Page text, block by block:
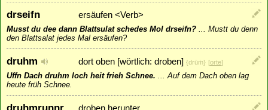
drseifn ersäufen <Verb>
Musst du dee dann Blattsulat schedes Mol drseifn? ... Mustt du denn
den Blattsalat jedes Mal ersäufen?
druhm dort oben [wörtlich: droben] {drūṁ} [orte]
Uffn Dach druhm loch heit frieh Schnee. ...Auf dem Dach oben lag
heute früh Schnee.